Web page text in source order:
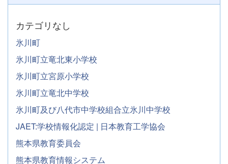
カテゴリなし
氷川町
氷川町立竜北東小学校
氷川町立宮原小学校
氷川町立竜北中学校
氷川町及び八代市中学校組合立氷川中学校
JAET:学校情報化認定 | 日本教育工学協会
熊本県教育委員会
熊本県教育情報システム